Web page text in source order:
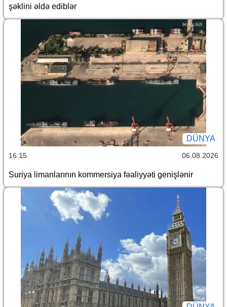
şəklini əldə ediblər
DÜNYA
16:15 06.08.2026
Suriya limanlarının kommersiya fəaliyyəti genişlənir